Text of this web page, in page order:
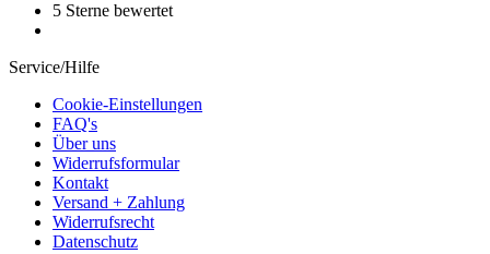
5 Sterne bewertet
Service/Hilfe
Cookie-Einstellungen
FAQ's
Über uns
Widerrufsformular
Kontakt
Versand + Zahlung
Widerrufsrecht
Datenschutz